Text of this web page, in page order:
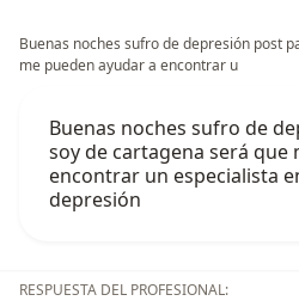
Buenas noches sufro de depresión post
me pueden ayudar a encontrar u
Buenas noches sufro de
soy de cartagena será que
encontrar un especialista
depresión
RESPUESTA DEL PROFESIONAL: